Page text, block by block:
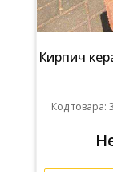
Кирпич
Код товара: